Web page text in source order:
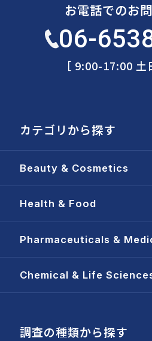
お電話でのお
06-
［ 9:00-17:00 土
カテゴリから探す
Beauty & Cosmetics
Health & Food
Pharmaceuticals &
Chemical & Life
調査の種類から探す